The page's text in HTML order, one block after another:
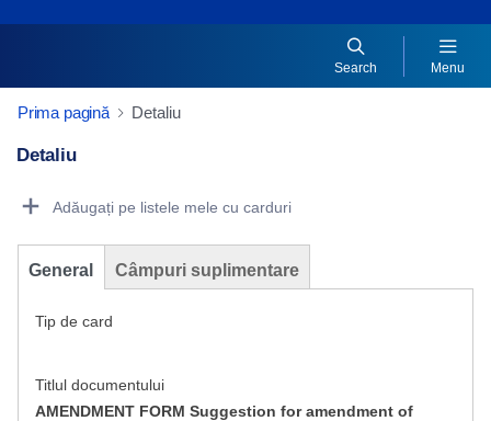
Search Menu
Prima pagină Detaliu
Detaliu
Adăugați pe listele mele cu carduri
General Câmpuri suplimentare
Tip de card
Titlul documentului
AMENDMENT FORM Suggestion for amendment of